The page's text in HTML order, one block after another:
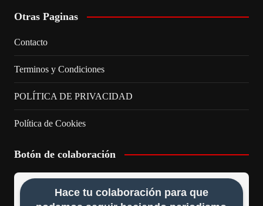
Otras Paginas
Contacto
Terminos y Condiciones
POLÍTICA DE PRIVACIDAD
Política de Cookies
Botón de colaboración
Hace tu colaboración para que